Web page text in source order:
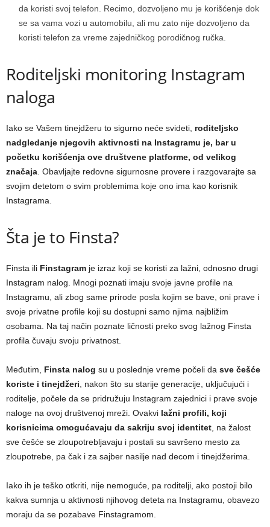
da koristi svoj telefon. Recimo, dozvoljeno mu je korišćenje dok
se sa vama vozi u automobilu, ali mu zato nije dozvoljeno da
koristi telefon za vreme zajedničkog porodičnog ručka.
Roditeljski monitoring Instagram
naloga
Iako se Vašem tinejdžeru to sigurno neće svideti, roditeljsko
nadgledanje njegovih aktivnosti na Instagramu je, bar u
početku korišćenja ove društvene platforme, od velikog
značaja . Obavljajte redovne sigurnosne provere i razgovarajte sa
svojim detetom o svim problemima koje ono ima kao korisnik
Instagrama.
Šta je to Finsta?
Finsta ili Finstagram je izraz koji se koristi za lažni, odnosno drugi
Instagram nalog. Mnogi poznati imaju svoje javne profile na
Instagramu, ali zbog same prirode posla kojim se bave, oni prave i
svoje privatne profile koji su dostupni samo njima najbližim
osobama. Na taj način poznate ličnosti preko svog lažnog Finsta
profila čuvaju svoju privatnost.
Međutim, Finsta nalog su u poslednje vreme počeli da sve češće
koriste i tinejdžeri , nakon što su starije generacije, uključujući i
roditelje, počele da se pridružuju Instagram zajednici i prave svoje
naloge na ovoj društvenoj mreži. Ovakvi lažni profili, koji
korisnicima omogućavaju da sakriju svoj identitet , na žalost
sve češće se zloupotrebljavaju i postali su savršeno mesto za
zloupotrebe, pa čak i za sajber nasilje nad decom i tinejdžerima.
Iako ih je teško otkriti, nije nemoguće, pa roditelji, ako postoji bilo
kakva sumnja u aktivnosti njihovog deteta na Instagramu, obavezo
moraju da se pozabave Finstagramom.